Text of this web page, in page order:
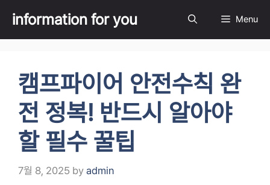
content
information for you Menu
캠프파이어 안전수칙 완
전 정복! 반드시 알아야
할 필수 꿀팁
7월 8, 2025 by admin